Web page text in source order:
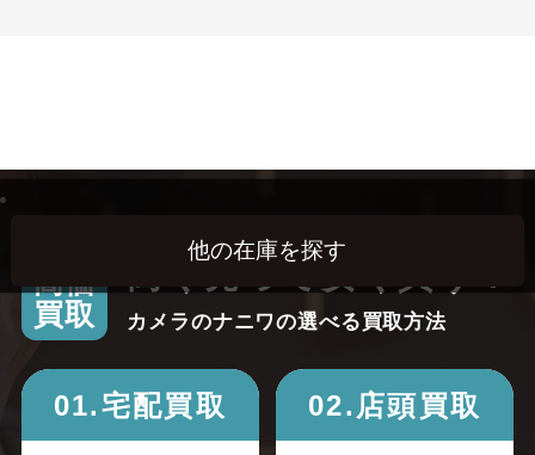
高価
買取
高く売って安く買う！
カメラのナニワの選べる買取方法
01.宅配買取 02.店頭買取